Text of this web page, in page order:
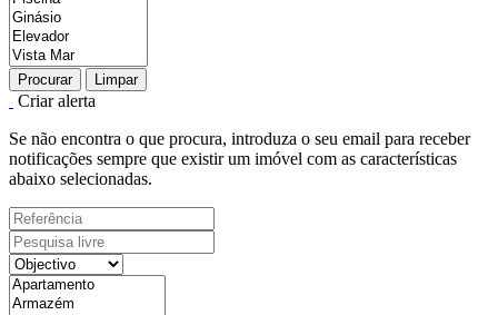
Procurar Limpar
Criar alerta
Se não encontra o que procura, introduza o seu email para receber
notificações sempre que existir um imóvel com as características
abaixo selecionadas.